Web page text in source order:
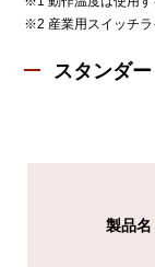
※2 産業用スイッチラ
スタンダー
製品名